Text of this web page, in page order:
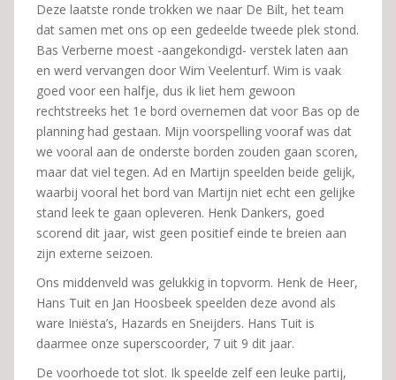
Deze laatste ronde trokken we naar De Bilt, het team
dat samen met ons op een gedeelde tweede plek stond.
Bas Verberne moest -aangekondigd- verstek laten aan
en werd vervangen door Wim Veelenturf. Wim is vaak
goed voor een halfje, dus ik liet hem gewoon
rechtstreeks het 1e bord overnemen dat voor Bas op de
planning had gestaan. Mijn voorspelling vooraf was dat
we vooral aan de onderste borden zouden gaan scoren,
maar dat viel tegen. Ad en Martijn speelden beide gelijk,
waarbij vooral het bord van Martijn niet echt een gelijke
stand leek te gaan opleveren. Henk Dankers, goed
scorend dit jaar, wist geen positief einde te breien aan
zijn externe seizoen.
Ons middenveld was gelukkig in topvorm. Henk de Heer,
Hans Tuit en Jan Hoosbeek speelden deze avond als
ware Iniësta’s, Hazards en Sneijders. Hans Tuit is
daarmee onze superscoorder, 7 uit 9 dit jaar.
De voorhoede tot slot. Ik speelde zelf een leuke partij,